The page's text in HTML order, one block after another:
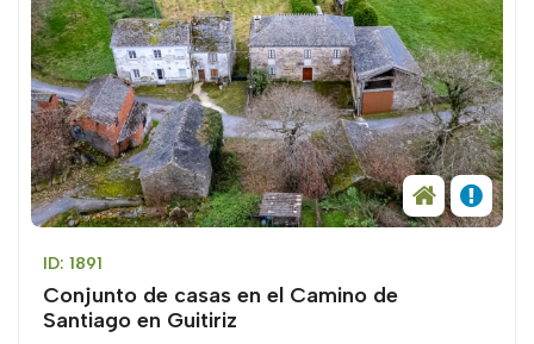
ID: 1891
Conjunto de casas en el Camino de
Santiago en Guitiriz